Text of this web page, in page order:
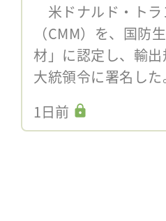
米ドナルド・トラ
（CMM）を、国
材」に認定し、輸
大統領令に署名し
1日前